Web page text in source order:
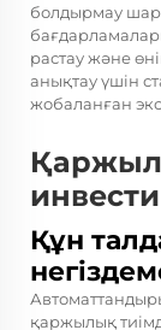
болдырмау
растау және
анықтау үшін
жобаланған
Құн
қаржылық